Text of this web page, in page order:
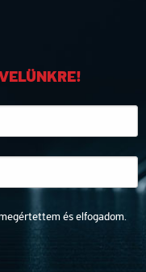
és elfogadom.